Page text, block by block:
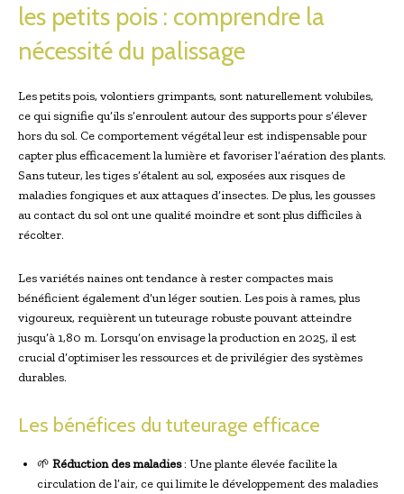
les petits pois : comprendre la
nécessité du palissage
Les petits pois, volontiers grimpants, sont naturellement volubiles,
ce qui signifie qu’ils s’enroulent autour des supports pour s’élever
hors du sol. Ce comportement végétal leur est indispensable pour
capter plus efficacement la lumière et favoriser l’aération des plants.
Sans tuteur, les tiges s’étalent au sol, exposées aux risques de
maladies fongiques et aux attaques d’insectes. De plus, les gousses
au contact du sol ont une qualité moindre et sont plus difficiles à
récolter.
Les variétés naines ont tendance à rester compactes mais
bénéficient également d’un léger soutien. Les pois à rames, plus
vigoureux, requièrent un tuteurage robuste pouvant atteindre
jusqu’à 1,80 m. Lorsqu’on envisage la production en 2025, il est
crucial d’optimiser les ressources et de privilégier des systèmes
durables.
Les bénéfices du tuteurage efficace
🌱 Réduction des maladies: Une plante élevée facilite la
circulation de l’air, ce qui limite le développement des maladies